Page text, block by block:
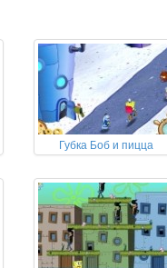
Губка Боб и пицца